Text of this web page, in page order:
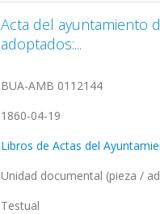
Acta del ayuntamiento
adoptados:...
BUA-AMB 0112144
1860-04-19
Libros de Actas del
Unidad documental (pieza /
Testual